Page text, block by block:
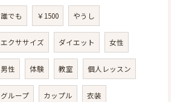
誰でも ￥1500 やうし
エクササイズ ダイエット 女性
男性 体験 教室 個人レッスン
グループ カップル 衣装